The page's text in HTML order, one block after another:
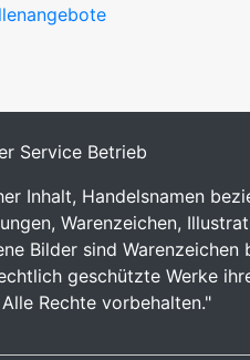
Service Betrieb
Inhalt, Handelsnamen
Warenzeichen,
Bilder sind Warenzeichen
geschützte Werke
Rechte vorbehalten."